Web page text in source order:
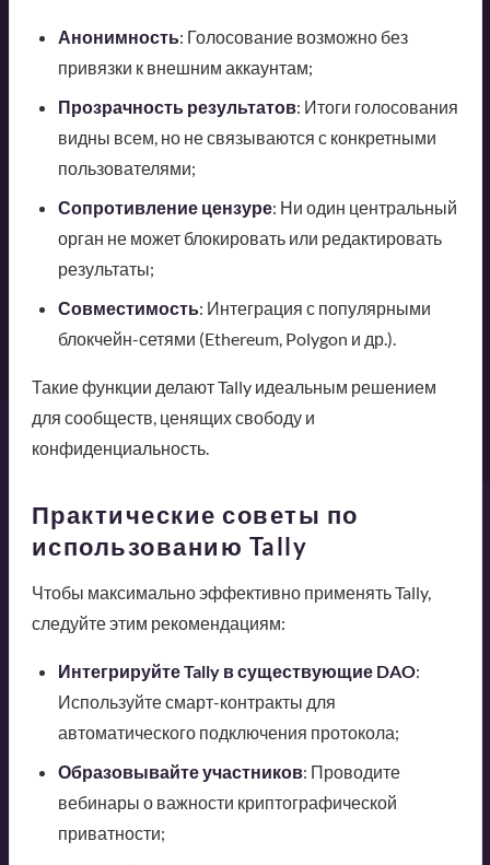
Анонимность: Голосование возможно без
привязки к внешним аккаунтам;
Прозрачность результатов: Итоги голосования
видны всем, но не связываются с конкретными
пользователями;
Сопротивление цензуре: Ни один центральный
орган не может блокировать или редактировать
результаты;
Совместимость: Интеграция с популярными
блокчейн-сетями (Ethereum, Polygon и др.).
Такие функции делают Tally идеальным решением
для сообществ, ценящих свободу и
конфиденциальность.
Практические советы по
использованию Tally
Чтобы максимально эффективно применять Tally,
следуйте этим рекомендациям:
Интегрируйте Tally в существующие DAO:
Используйте смарт-контракты для
автоматического подключения протокола;
Образовывайте участников: Проводите
вебинары о важности криптографической
приватности;